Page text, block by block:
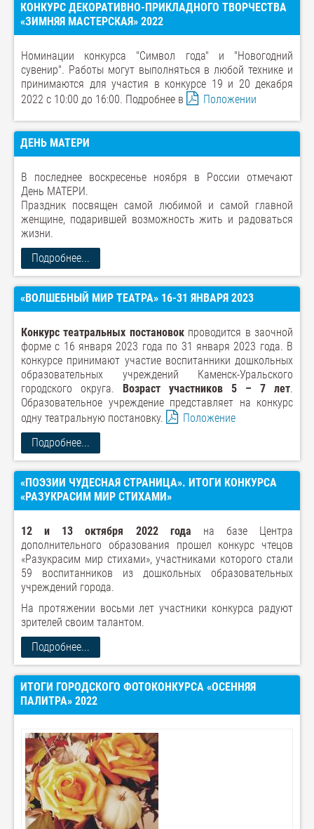
КОНКУРС ДЕКОРАТИВНО-ПРИКЛАДНОГО ТВОРЧЕСТВА
«ЗИМНЯЯ МАСТЕРСКАЯ» 2022
Номинации конкурса "Символ года" и "Новогодний
сувенир". Работы могут выполняться в любой технике и
принимаются для участия в конкурсе 19 и 20 декабря
2022 с 10:00 до 16:00. Подробнее в
Положении
ДЕНЬ МАТЕРИ
В последнее воскресенье ноября в России отмечают
День МАТЕРИ.
Праздник посвящен самой любимой и самой главной
женщине, подарившей возможность жить и радоваться
жизни.
Подробнее...
«ВОЛШЕБНЫЙ МИР ТЕАТРА» 16-31 ЯНВАРЯ 2023
Конкурс театральных постановокпроводится в заочной
форме с 16 января 2023 года по 31 января 2023 года. В
конкурсе принимают участие воспитанники дошкольных
образовательных учреждений Каменск-Уральского
городского округа. Возраст участников 5 – 7 лет.
Образовательное учреждение представляет на конкурс
одну театральную постановку.
Положение
Подробнее...
«ПОЭЗИИ ЧУДЕСНАЯ СТРАНИЦА». ИТОГИ КОНКУРСА
«РАЗУКРАСИМ МИР СТИХАМИ»
12 и 13 октября 2022 года на базе Центра
дополнительного образования прошел конкурс чтецов
«Разукрасим мир стихами», участниками которого стали
59 воспитанников из дошкольных образовательных
учреждений города.
На протяжении восьми лет участники конкурса радуют
зрителей своим талантом.
Подробнее...
ИТОГИ ГОРОДСКОГО ФОТОКОНКУРСА «ОСЕННЯЯ
ПАЛИТРА» 2022